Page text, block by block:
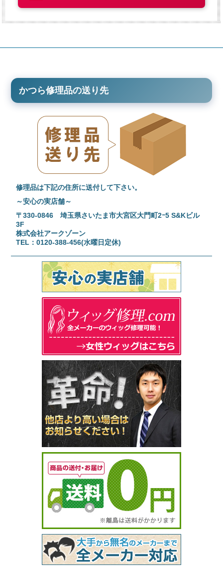
かつら修理品の送り先
修理品は下記の住所に送付して下さい。
～安心の実店舗～
〒330-0846 埼玉県さいたま市大宮区大門町2ｰ5 S&Kビル
3F
株式会社アークゾーン
TEL：0120-388-456(水曜日定休)